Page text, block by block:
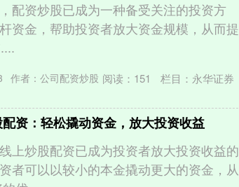
配资炒股已成为一种备受关注的投资方
资金，帮助投资者放大资金规模，从而提
作者：公司配资炒股 阅读： 151 栏目： 永华证券
资：轻松撬动资金，放大投资收益
上炒股配资已成为投资者放大投资收益的
者可以以较小的本金撬动更大的资金，从